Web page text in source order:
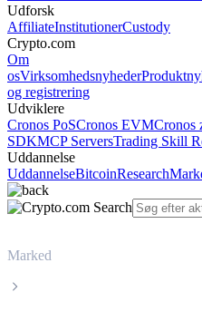
Udforsk
AffiliateInstitutionerCustody
Crypto.com
Om
osVirksomhedsnyheder
og registrering
Udviklere
Cronos PoSCronos EVMCronos
SDKMCP ServersTrading Skill
Uddannelse
UddannelseBitcoinResearch
Marked